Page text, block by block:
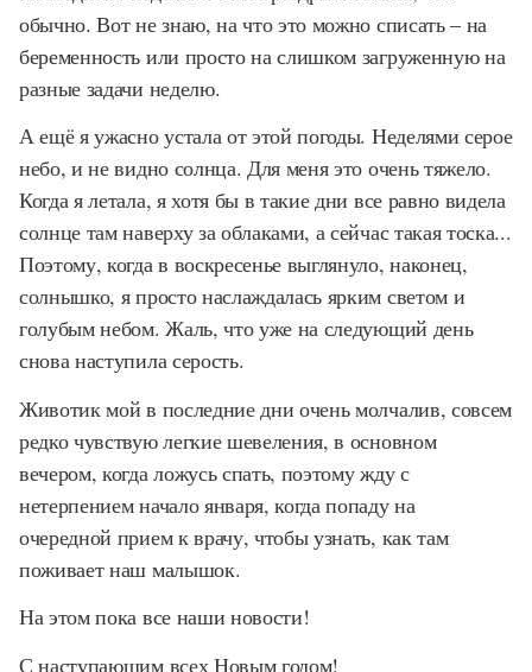
обычно. Вот не знаю, на что это можно списать – на
беременность или просто на слишком загруженную на
разные задачи неделю.
А ещё я ужасно устала от этой погоды. Неделями серое
небо, и не видно солнца. Для меня это очень тяжело.
Когда я летала, я хотя бы в такие дни все равно видела
солнце там наверху за облаками, а сейчас такая тоска...
Поэтому, когда в воскресенье выглянуло, наконец,
солнышко, я просто наслаждалась ярким светом и
голубым небом. Жаль, что уже на следующий день
снова наступила серость.
Животик мой в последние дни очень молчалив, совсем
редко чувствую легкие шевеления, в основном
вечером, когда ложусь спать, поэтому жду с
нетерпением начало января, когда попаду на
очередной прием к врачу, чтобы узнать, как там
поживает наш малышок.
На этом пока все наши новости!
С наступающим всех Новым годом!